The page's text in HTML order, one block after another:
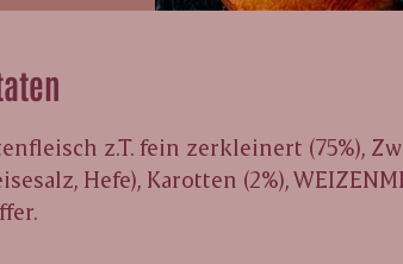
z.T. fein zerkleinert (75%),
Hefe), Karotten (2%),